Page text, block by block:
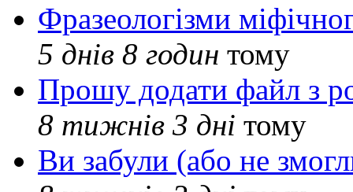
Фразеологізми
5 днів 8 годин тому
Прошу додати файл з
8 тижнів 3 дні тому
Ви забули (або не